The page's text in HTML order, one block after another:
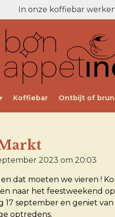
In onze koffiebar
Koffiebar Ontbijt of
2023 om 20:03
dat moeten we vieren !
naar het feestweekend op
17 september en geniet
optredens.